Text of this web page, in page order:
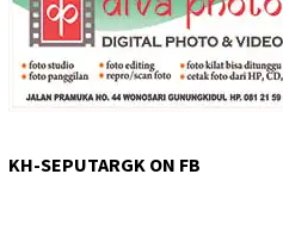
KH-SEPUTARGK ON FB